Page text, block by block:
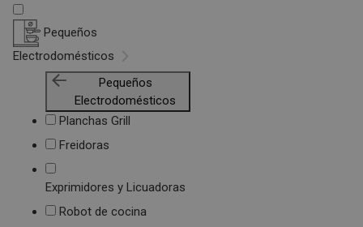
Pequeños
Electrodomésticos
Pequeños
Electrodomésticos
Planchas Grill
Freidoras
Exprimidores y Licuadoras
Robot de cocina